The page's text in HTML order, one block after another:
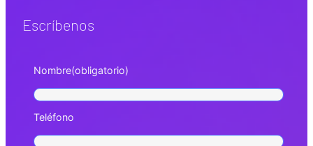
Escríbenos
Nombre(obligatorio)
Teléfono